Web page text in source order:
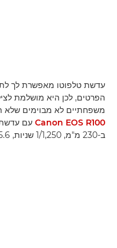
עדשת טלפוטו מאפשרת לך
הפרטים, לכן היא מושלמת
משפחתיים לא מבוימים
Canon EOS R100 עם
ב-230 מ"מ, 1/1,250 שניות, f/5.6 ו-ISO 400.